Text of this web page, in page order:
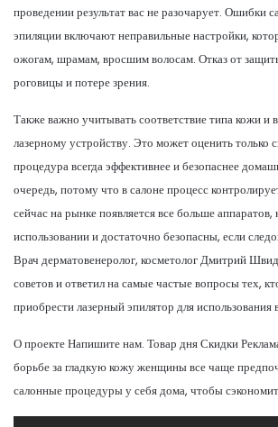
проведении результат вас не разочарует. Ошибки
эпиляции включают неправильные настройки,
ожогам, шрамам, вросшим волосам. Отказ от
роговицы и потере зрения.
Также важно учитывать соответствие типа кожи
лазерному устройству. Это может оценить только
процедура всегда эффективнее и безопаснее
очередь, потому что в салоне процесс
сейчас на рынке появляется все больше
использовании и достаточно безопасны, если
Врач дерматовенеролог, косметолог Дмитрий
советов и ответил на самые частые вопросы тех,
приобрести лазерный эпилятор для
О проекте Напишите нам. Товар дня Скидки
борьбе за гладкую кожу женщины все чаще
салонные процедуры у себя дома, чтобы